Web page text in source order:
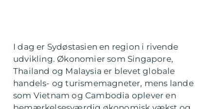
I dag er Sydøstasien en region i rivende
udvikling. Økonomier som Singapore,
Thailand og Malaysia er blevet globale
handels- og turismemagneter, mens lande
som Vietnam og Cambodia oplever en